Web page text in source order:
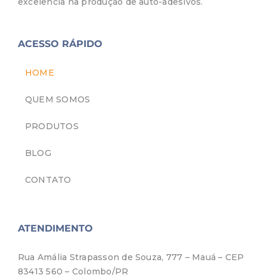
ACESSO RÁPIDO
HOME
QUEM SOMOS
PRODUTOS
BLOG
CONTATO
ATENDIMENTO
Rua Amália Strapasson de Souza, 777 – Mauá – CEP
83413 560 – Colombo/PR